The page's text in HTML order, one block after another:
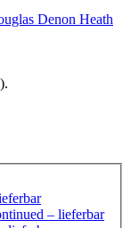
Denon Heath
– lieferbar